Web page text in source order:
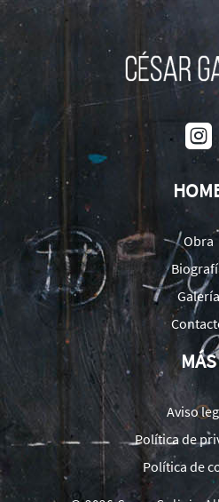

Obra
Galería
MÁS
Aviso
Política de
Política de